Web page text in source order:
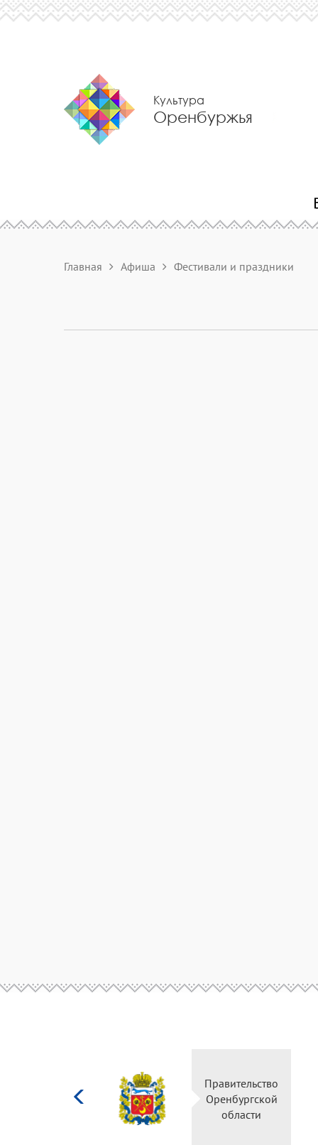
Культура
Оренбуржья
Главная Афиша Фестивали и праздники
Правительство
Оренбургской
области